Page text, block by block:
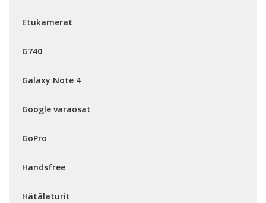
Etukamerat
G740
Galaxy Note 4
Google varaosat
GoPro
Handsfree
Hätälaturit